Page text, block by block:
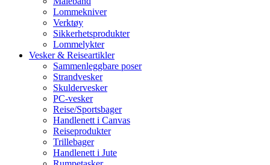
Lommekniver
Verktøy
Sikkerhetsprodukter
Lommelykter
Vesker & Reiseartikler
Sammenleggbare poser
Strandvesker
Skuldervesker
PC-vesker
Reise/Sportsbager
Handlenett i Canvas
Reiseprodukter
Trillebager
Handlenett i Jute